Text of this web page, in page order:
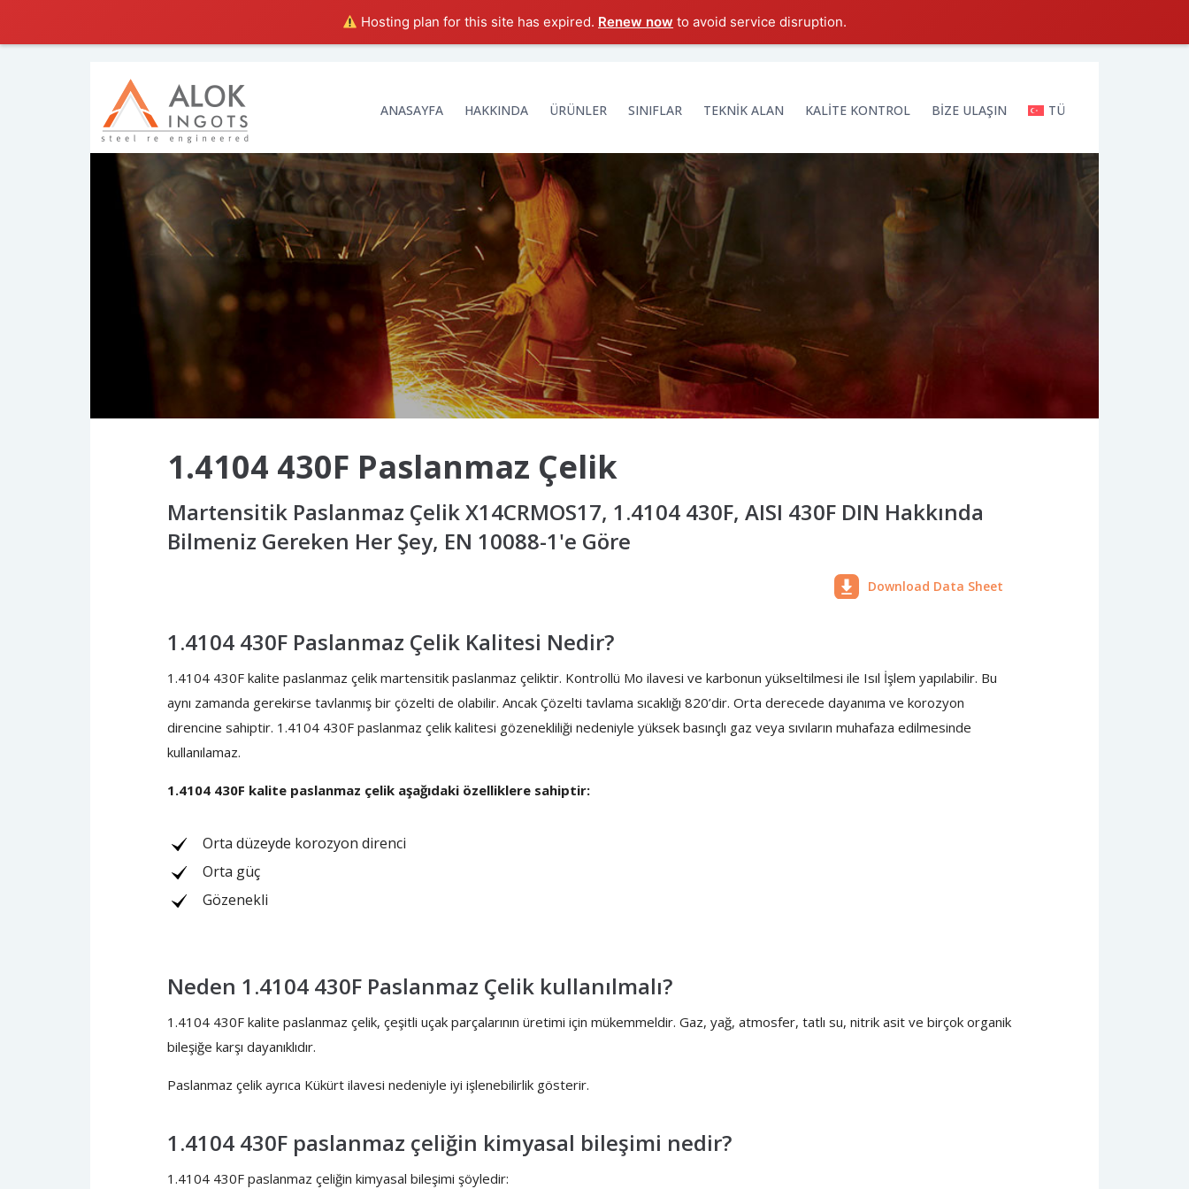
Hosting plan for this site has expired. Renew now to avoid service disruption.
ANASAYFA HAKKINDA ÜRÜNLER SINIFLAR TEKNİK ALAN KALİTE KONTROL BİZE ULAŞIN TÜ
1.4104 430F Paslanmaz Çelik
Martensitik Paslanmaz Çelik X14CRMOS17, 1.4104 430F, AISI 430F DIN Hakkında
Bilmeniz Gereken Her Şey, EN 10088-1'e Göre
Download Data Sheet
1.4104 430F Paslanmaz Çelik Kalitesi Nedir?
1.4104 430F kalite paslanmaz çelik martensitik paslanmaz çeliktir. Kontrollü Mo ilavesi ve karbonun yükseltilmesi ile Isıl İşlem yapılabilir. Bu
aynı zamanda gerekirse tavlanmış bir çözelti de olabilir. Ancak Çözelti tavlama sıcaklığı 820’dir. Orta derecede dayanıma ve korozyon
direncine sahiptir. 1.4104 430F paslanmaz çelik kalitesi gözenekliliği nedeniyle yüksek basınçlı gaz veya sıvıların muhafaza edilmesinde
kullanılamaz.
1.4104 430F kalite paslanmaz çelik aşağıdaki özelliklere sahiptir:
Orta düzeyde korozyon direnci
Orta güç
Gözenekli
Neden 1.4104 430F Paslanmaz Çelik kullanılmalı?
1.4104 430F kalite paslanmaz çelik, çeşitli uçak parçalarının üretimi için mükemmeldir. Gaz, yağ, atmosfer, tatlı su, nitrik asit ve birçok organik
bileşiğe karşı dayanıklıdır.
Paslanmaz çelik ayrıca Kükürt ilavesi nedeniyle iyi işlenebilirlik gösterir.
1.4104 430F paslanmaz çeliğin kimyasal bileşimi nedir?
1.4104 430F paslanmaz çeliğin kimyasal bileşimi şöyledir: